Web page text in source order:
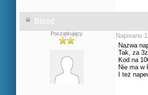
Blood
Początkujący
Napisano
Nazwa
Tak, za
Kod na
Nie ma w
I też